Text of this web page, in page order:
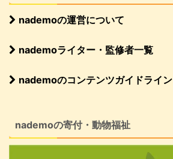
nademoの運営について
nademoライター・監修者一覧
nademoのコンテンツガイドライン
nademoの寄付・動物福祉